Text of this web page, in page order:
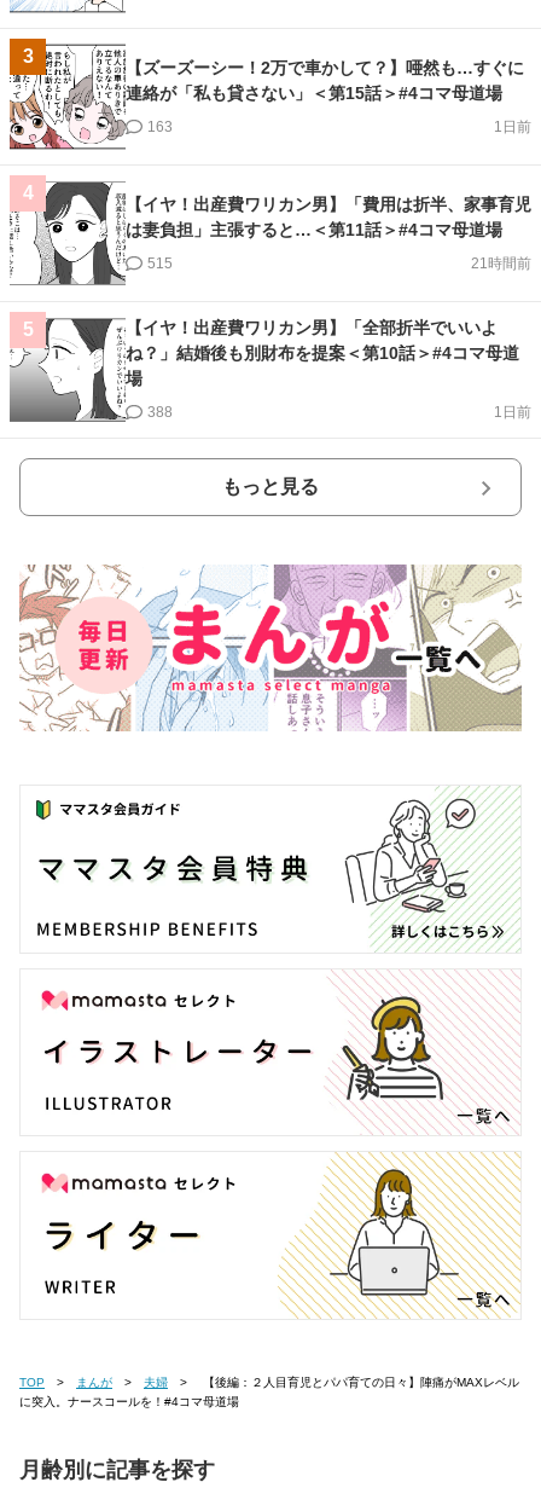
3
【ズーズーシー！2万で車かして？】唖然も…すぐに
連絡が「私も貸さない」＜第15話＞#4コマ母道場
1日前
163
4
【イヤ！出産費ワリカン男】「費用は折半、家事育児
は妻負担」主張すると…＜第11話＞#4コマ母道場
21時間前
515
5
【イヤ！出産費ワリカン男】「全部折半でいいよ
ね？」結婚後も別財布を提案＜第10話＞#4コマ母道
場
1日前
388
もっと見る
TOP まんが 夫婦
に突入。ナースコールを！#4コマ母道場
月齢別に記事を探す